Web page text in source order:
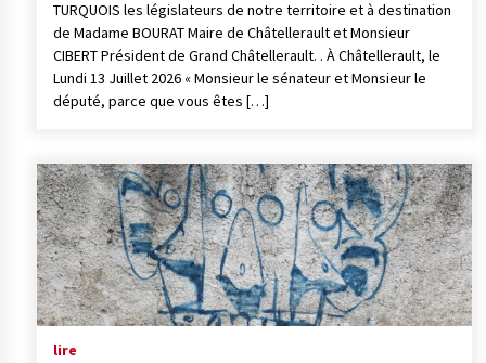
TURQUOIS les législateurs de notre territoire et à destination
de Madame BOURAT Maire de Châtellerault et Monsieur
CIBERT Président de Grand Châtellerault. . À Châtellerault, le
Lundi 13 Juillet 2026 « Monsieur le sénateur et Monsieur le
député, parce que vous êtes […]
lire